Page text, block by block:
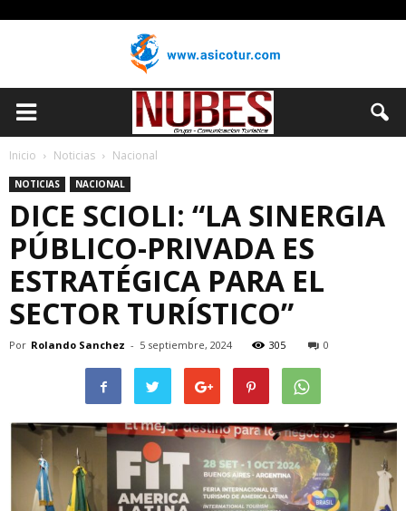
Inicio Noticias Nacional
NOTICIAS NACIONAL
DICE SCIOLI: “LA SINERGIA
PÚBLICO-PRIVADA ES
ESTRATÉGICA PARA EL
SECTOR TURÍSTICO”
Por Rolando Sanchez - 5 septiembre, 2024 305 0